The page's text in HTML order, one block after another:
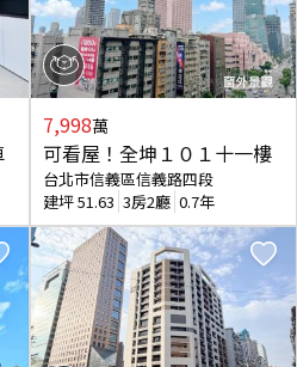
7,998萬
可看屋！全坤１０１十一樓
台北市信義區信義路四段
建坪51.63 3房2廳 0.7年